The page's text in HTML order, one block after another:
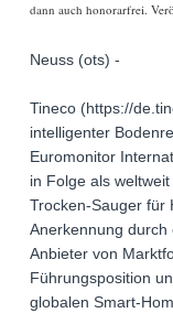
dann auch honorarfrei.
Neuss (ots) -
Tineco (https://
intelligenter
Euromonitor
in Folge als
Trocken-Sauger für
Anerkennung
Anbieter von
Führungsposition
globalen Smart-